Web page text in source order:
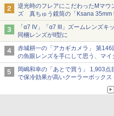
逆光時のフレアにこだわったMマウ
ズ 真ちゅう鏡筒の「Ksana 35mm
シルバークローム」
「α7 IV」「α7 III」ズームレンズキ
同梱レンズがII型に
赤城耕一の「アカギカメラ」 第146
の魚眼レンズを手にして思う、マイ
サーズへの期待と可能性
岡嶋和幸の「あとで買う」 1,903点
で保冷効果が高いクーラーボックス